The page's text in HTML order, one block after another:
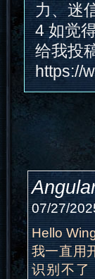
力、迷
4 如觉
给我投
https://
07/27/
Hello
我一直用
识别不了